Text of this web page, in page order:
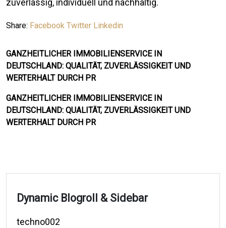
zuverlässig, individuell und nachhaltig.
Share: Facebook Twitter Linkedin
GANZHEITLICHER IMMOBILIENSERVICE IN
DEUTSCHLAND: QUALITÄT, ZUVERLÄSSIGKEIT UND
WERTERHALT DURCH PR
GANZHEITLICHER IMMOBILIENSERVICE IN
DEUTSCHLAND: QUALITÄT, ZUVERLÄSSIGKEIT UND
WERTERHALT DURCH PR
Dynamic Blogroll & Sidebar
techno002